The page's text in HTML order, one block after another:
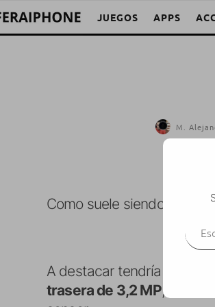
JUEGOS APPS
M.
Como suele siendo
A destacar tendría el
trasera de 3,2 MP, una